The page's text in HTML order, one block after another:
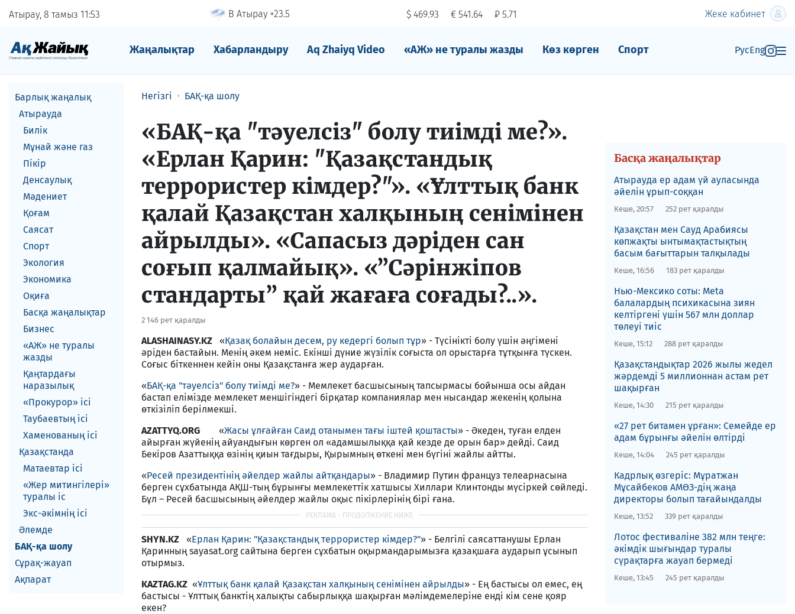
Атырау, 8 тамыз 11 53 В Атырау +23.5 $ 469.93 € 541.64 ₽ 5.71 Жеке кабинет
Жаңалықтар Хабарландыру Aq Zhaiyq Video «АЖ» не туралы жазды Көз көрген Спорт РусEng
Барлық жаңалық
Атырауда
Билік
Мұнай және газ
Пікір
Денсаулық
Мәдениет
Қоғам
Саясат
Спорт
Экология
Экономика
Оқиға
Басқа жаңалықтар
Бизнес
«АЖ» не туралы
жазды
Қаңтардағы
наразылық
«Прокурор» ісі
Таубаевтың ісі
Хаменованың ісі
Қазақстанда
Матаевтар ici
«Жер митингілері»
туралы іс
Экс-әкiмнiң iсi
Әлемде
БАҚ-қа шолу
Сұрақ-жауап
Ақпарат
Негізгі БАҚ-қа шолу
«БАҚ-қа "тәуелсіз" болу тиімді ме?».
«Ерлан Қарин: "Қазақстандық
террористер кімдер?"». «Ұлттық банк
қалай Қазақстан халқының сенімінен
айрылды». «Сапасыз дәріден сан
соғып қалмайық». «”Сәрінжіпов
стандарты” қай жағаға соғады?..».
2 146 рет қаралды
ALASHAINASY.KZ «Қазақ болайын десем, ру кедергі болып тұр» - Түсінікті болу үшін әңгімені
әріден бастайын. Менің әкем неміс. Екінші дүние жүзілік соғыста ол орыстарға тұтқынға түскен.
Соғыс біткеннен кейін оны Қазақстанға жер аударған.
«БАҚ-қа "тәуелсіз" болу тиімді ме?» - Мемлекет басшысының тапсырмасы бойынша осы айдан
бастап елімізде мемлекет меншігіндегі бірқатар компаниялар мен нысандар жекенің қолына
өткізіліп берілмекші.
AZATTYQ.ORG «Жасы ұлғайған Саид отанымен тағы іштей қоштасты» - Әкеден, туған елден
айырған жүйенің айуандығын көрген ол «адамшылыққа қай кезде де орын бар» дейді. Саид
Бекіров Азаттыққа өзінің қиын тағдыры, Қырымның өткені мен бүгіні жайлы айтты.
«Ресей президентінің әйелдер жайлы айтқандары» - Владимир Путин француз телеарнасына
берген сұхбатында АҚШ-тың бұрынғы мемлекеттік хатшысы Хиллари Клинтонды мүсіркей сөйледі.
Бұл – Ресей басшысының әйелдер жайлы оқыс пікірлерінің бірі ғана.
SHYN.KZ «Ерлан Қарин: "Қазақстандық террористер кімдер?"» - Белгілі саясаттанушы Ерлан
Қаринның sayasat.org сайтына берген сұхбатын оқырмандарымызға қазақшаға аударып ұсынып
отырмыз.
KAZTAG.KZ «Ұлттық банк қалай Қазақстан халқының сенімінен айрылды» - Ең бастысы ол емес, ең
бастысы - Ұлттық банктің халықты сабырлыққа шақырған мәлімдемелеріне енді кім сене қояр
екен?
Басқа жаңалықтар
Атырауда ер адам үй ауласында
әйелін ұрып-соққан
Кеше, 20:57 252 рет қаралды
Қазақстан мен Сауд Арабиясы
көпжақты ынтымақтастықтың
басым бағыттарын талқылады
Кеше, 16:56 183 рет қаралды
Нью-Мексико соты​: Meta
балалардың психикасына зиян
келтіргені үшін 567 млн доллар
төлеуі тиіс
Кеше, 15:12 288 рет қаралды
Қазақстандықтар 2026 жылы жедел
жәрдемді 5 миллионнан астам рет
шақырған
Кеше, 14:30 215 рет қаралды
«27 рет битамен ұрған»: Семейде ер
адам бұрынғы әйелін өлтірді
Кеше, 14:04 245 рет қаралды
Кадрлық өзгеріс: Мұратжан
Мұсайбеков АМӨЗ-дің жаңа
директоры болып ​тағайындалды
Кеше, 13:52 339 рет қаралды
Лотос фестиваліне​ 382 млн теңге:
әкімдік шығындар туралы
сүрақтарға жауап бермеді
Кеше, 13:45 245 рет қаралды